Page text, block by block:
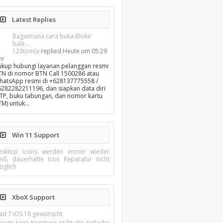
Latest Replies
Bagaimana cara buka Blokir
bale...
123tomla replied Heute um 05:29
hubungi layanan pelanggan resmi
di nomor BTN Call 1500286 atau
resmi di +628137775558 /
dan siapkan data diri
buku tabungan, dan nomor kartu
untuk…
Win 11 Support
Icons werden immer wieder
dauerhafte Icon Reparatur nicht
XboX Support
7 iOS 18 gewünscht